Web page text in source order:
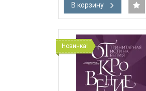
В корзину
Новинка!